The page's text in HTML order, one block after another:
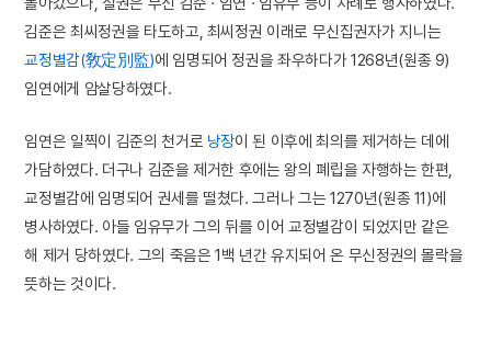
김준은 최씨정권을 타도하고, 최씨정권 이래로 무신집권자가 지니는
교정별감(敎定別監)에 임명되어 정권을 좌우하다가 1268년(원종 9)
임연에게 암살당하였다.
임연은 일찍이 김준의 천거로 낭장이 된 이후에 최의를 제거하는 데에
가담하였다. 더구나 김준을 제거한 후에는 왕의 폐립을 자행하는 한편,
교정별감에 임명되어 권세를 떨쳤다. 그러나 그는 1270년(원종 11)에
병사하였다. 아들 임유무가 그의 뒤를 이어 교정별감이 되었지만 같은
해 제거 당하였다. 그의 죽음은 1백 년간 유지되어 온 무신정권의 몰락을
뜻하는 것이다.